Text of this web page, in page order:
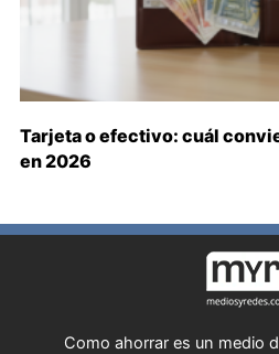
Tarjeta o efectivo: cuál
en 2026
Como ahorrar es un medio